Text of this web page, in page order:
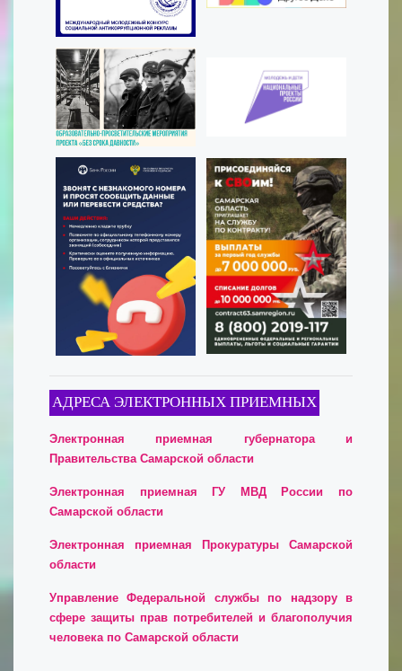
АДРЕСА ЭЛЕКТРОННЫХ ПРИЕМНЫХ
Электронная приемная губернатора и
Правительства Самарской области
Электронная приемная ГУ МВД России по
Самарской области
Электронная приемная Прокуратуры Самарской
области
Управление Федеральной службы по надзору в
сфере защиты прав потребителей и благополучия
человека по Самарской области